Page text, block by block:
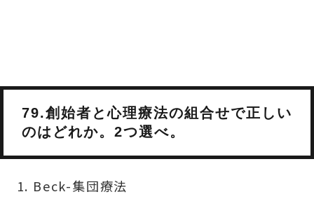
79.創始者と心理療法の組合せで正しい
のはどれか。2つ選べ。
Beck-集団療法